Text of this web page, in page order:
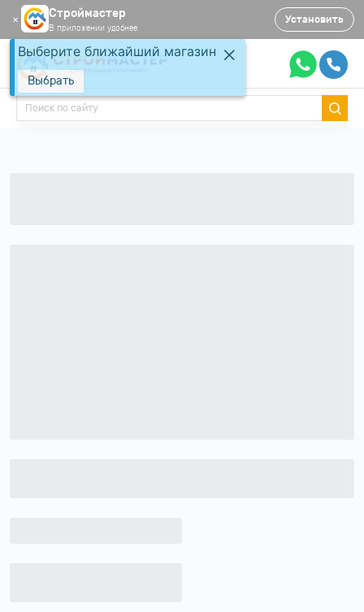
✕ Строймастер
В приложении удобнее
Установить
Выберите ближайший магазин
Выбрать